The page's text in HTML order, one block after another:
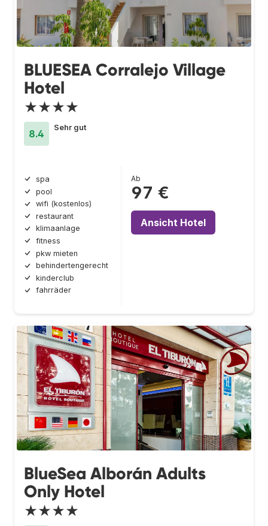
BLUESEA Corralejo Village
Hotel
★★★★
8.4
Sehr gut
spa
pool
wifi (kostenlos)
restaurant
klimaanlage
fitness
pkw mieten
behindertengerecht
kinderclub
fahrräder
Ab
97 €
Ansicht Hotel
BlueSea Alborán Adults
Only Hotel
★★★★